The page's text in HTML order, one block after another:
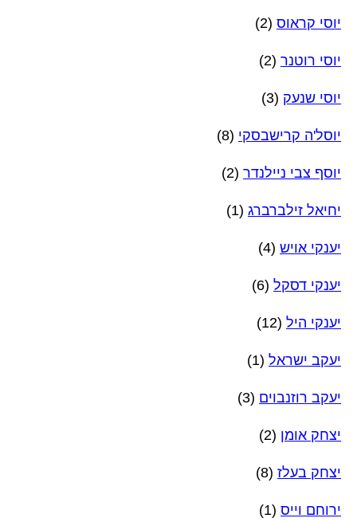
יוסי קראוס (2)
יוסי רוטנר (2)
יוסי שנעק (3)
יוסל'ה קרישבסקי (8)
יוסף צבי ניילנדר (2)
יחיאל זילברברג (1)
יענקי אויש (4)
יענקי דסקל (6)
יענקי היל (12)
יעקב ישראל (1)
יעקב רוזנבוים (3)
יצחק אומן (2)
יצחק בעלז (8)
ירוחם וייס (1)